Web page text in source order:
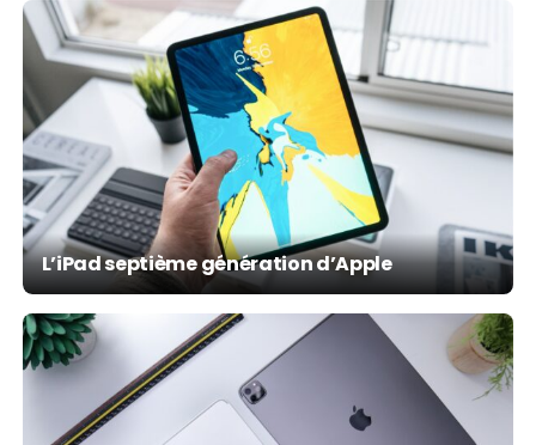
L’iPad septième génération d’Apple